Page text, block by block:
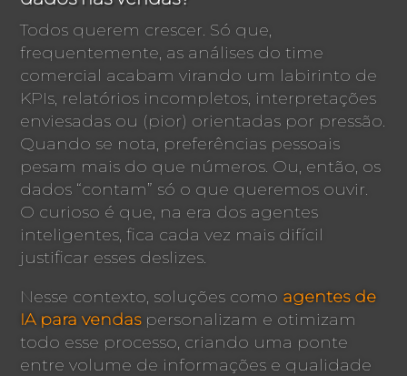
Todos querem crescer. Só que,
frequentemente, as análises do time
comercial acabam virando um labirinto de
KPIs, relatórios incompletos, interpretações
enviesadas ou (pior) orientadas por pressão.
Quando se nota, preferências pessoais
pesam mais do que números. Ou, então, os
dados “contam” só o que queremos ouvir.
O curioso é que, na era dos agentes
inteligentes, fica cada vez mais difícil
justificar esses deslizes.
Nesse contexto, soluções como agentes de
IA para vendaspersonalizam e otimizam
todo esse processo, criando uma ponte
entre volume de informações e qualidade